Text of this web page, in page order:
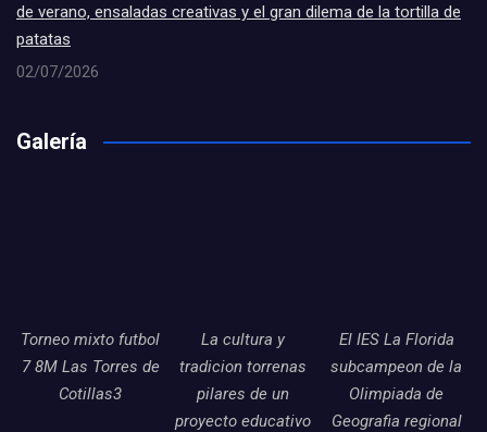
de verano, ensaladas creativas y el gran dilema de la tortilla de
patatas
02/07/2026
Galería
Torneo mixto futbol
7 8M Las Torres de
Cotillas3
La cultura y
tradicion torrenas
pilares de un
proyecto educativo
El IES La Florida
subcampeon de la
Olimpiada de
Geografia regional